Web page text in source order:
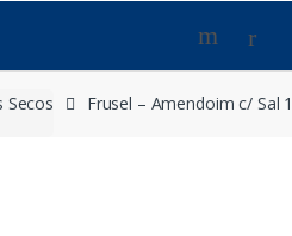
Secos Frusel – Amendoim c/ Sal